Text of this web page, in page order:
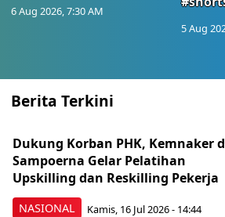
6 Aug 2026, 7:30 AM
5 Aug
Berita Terkini
NASIONAL
Dukung Korban PHK, Kemnaker
Sampoerna Gelar Pelatihan
Upskilling dan Reskilling Pekerja
Kamis, 16 Jul 2026 - 14:44